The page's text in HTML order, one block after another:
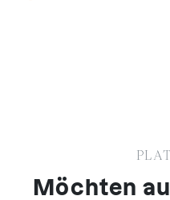
Möchten